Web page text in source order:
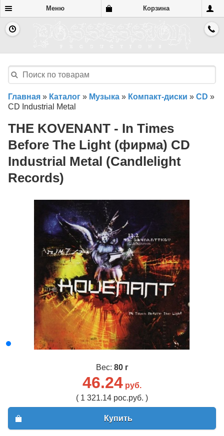
Меню Корзина
Главная » Каталог » Музыка » Компакт-диски » CD »
CD Industrial Metal
THE KOVENANT - In Times
Before The Light (фирма) CD
Industrial Metal (Candlelight
Records)
Вес: 80 г
46.24 руб.
( 1 321.14 рос.руб. )
Купить